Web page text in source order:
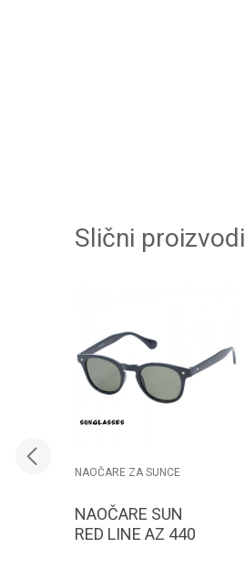
Slični proizvodi
NAOČARE ZA SUNCE
NAOČARE SUN
RED LINE AZ 440